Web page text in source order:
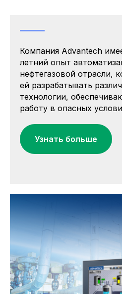
Компания Advantech
летний опыт
нефтегазовой отрасли,
ей разрабатывать
технологии,
работу в опасных
Узнать больше